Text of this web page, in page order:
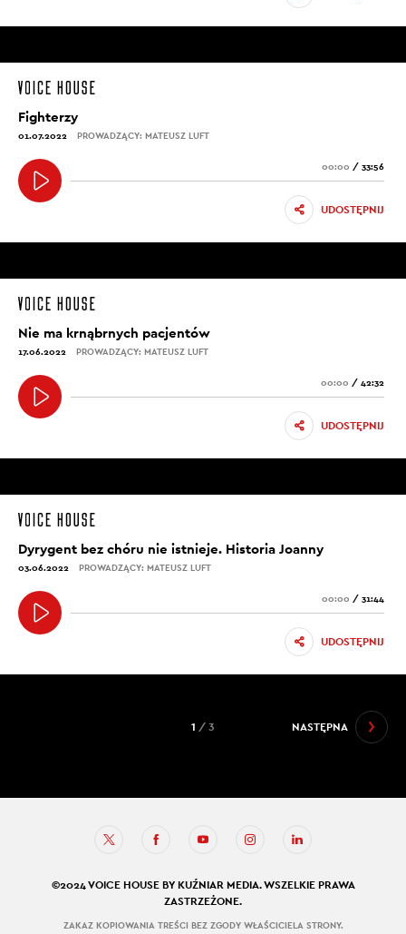
Fighterzy
01.07.2022 PROWADZĄCY: MATEUSZ LUFT
00:00 / 33:56
UDOSTĘPNIJ
Nie ma krnąbrnych pacjentów
17.06.2022 PROWADZĄCY: MATEUSZ LUFT
00:00 / 42:32
UDOSTĘPNIJ
Dyrygent bez chóru nie istnieje. Historia Joanny
03.06.2022 PROWADZĄCY: MATEUSZ LUFT
00:00 / 31:44
UDOSTĘPNIJ
NASTĘPNA
1 / 3
©2024 VOICE HOUSE BY KUŹNIAR MEDIA. WSZELKIE PRAWA
ZASTRZEŻONE.
ZAKAZ KOPIOWANIA TREŚCI BEZ ZGODY WŁAŚCICIELA STRONY.